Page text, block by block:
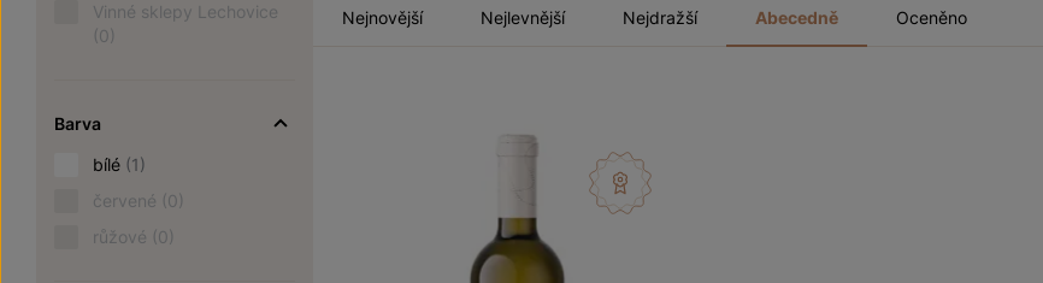
Vinné sklepy Lechovice
(0)
Barva
bílé (1)
červené (0)
růžové (0)
Nejnovější Nejlevnější Nejdražší Abecedně Oceněno